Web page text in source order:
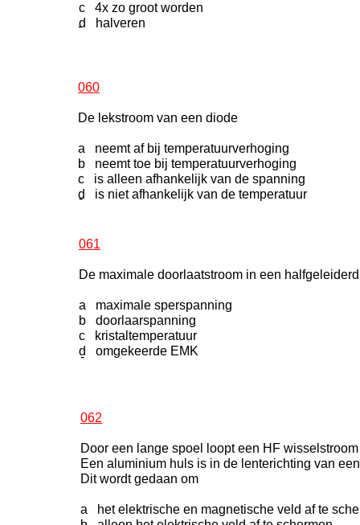
-
060
De lekstroom van een diode
a neemt af bij temperatuurverhoging
b neemt toe bij temperatuurverhoging
c is alleen afhankelijk van de spanning
d is niet afhankelijk van de temperatuur
-
061
De maximale doorlaatstroom in een
a maximale sperspanning
b doorlaarspanning
c kristaltemperatuur
d omgekeerde EMK
-
062
Door een lange spoel loopt een HF wisselstroom
Een aluminium huls is in de lenterichting van
Dit wordt gedaan om
a het elektrische en magnetische veld af te
c 4x zo groot worden
d halveren